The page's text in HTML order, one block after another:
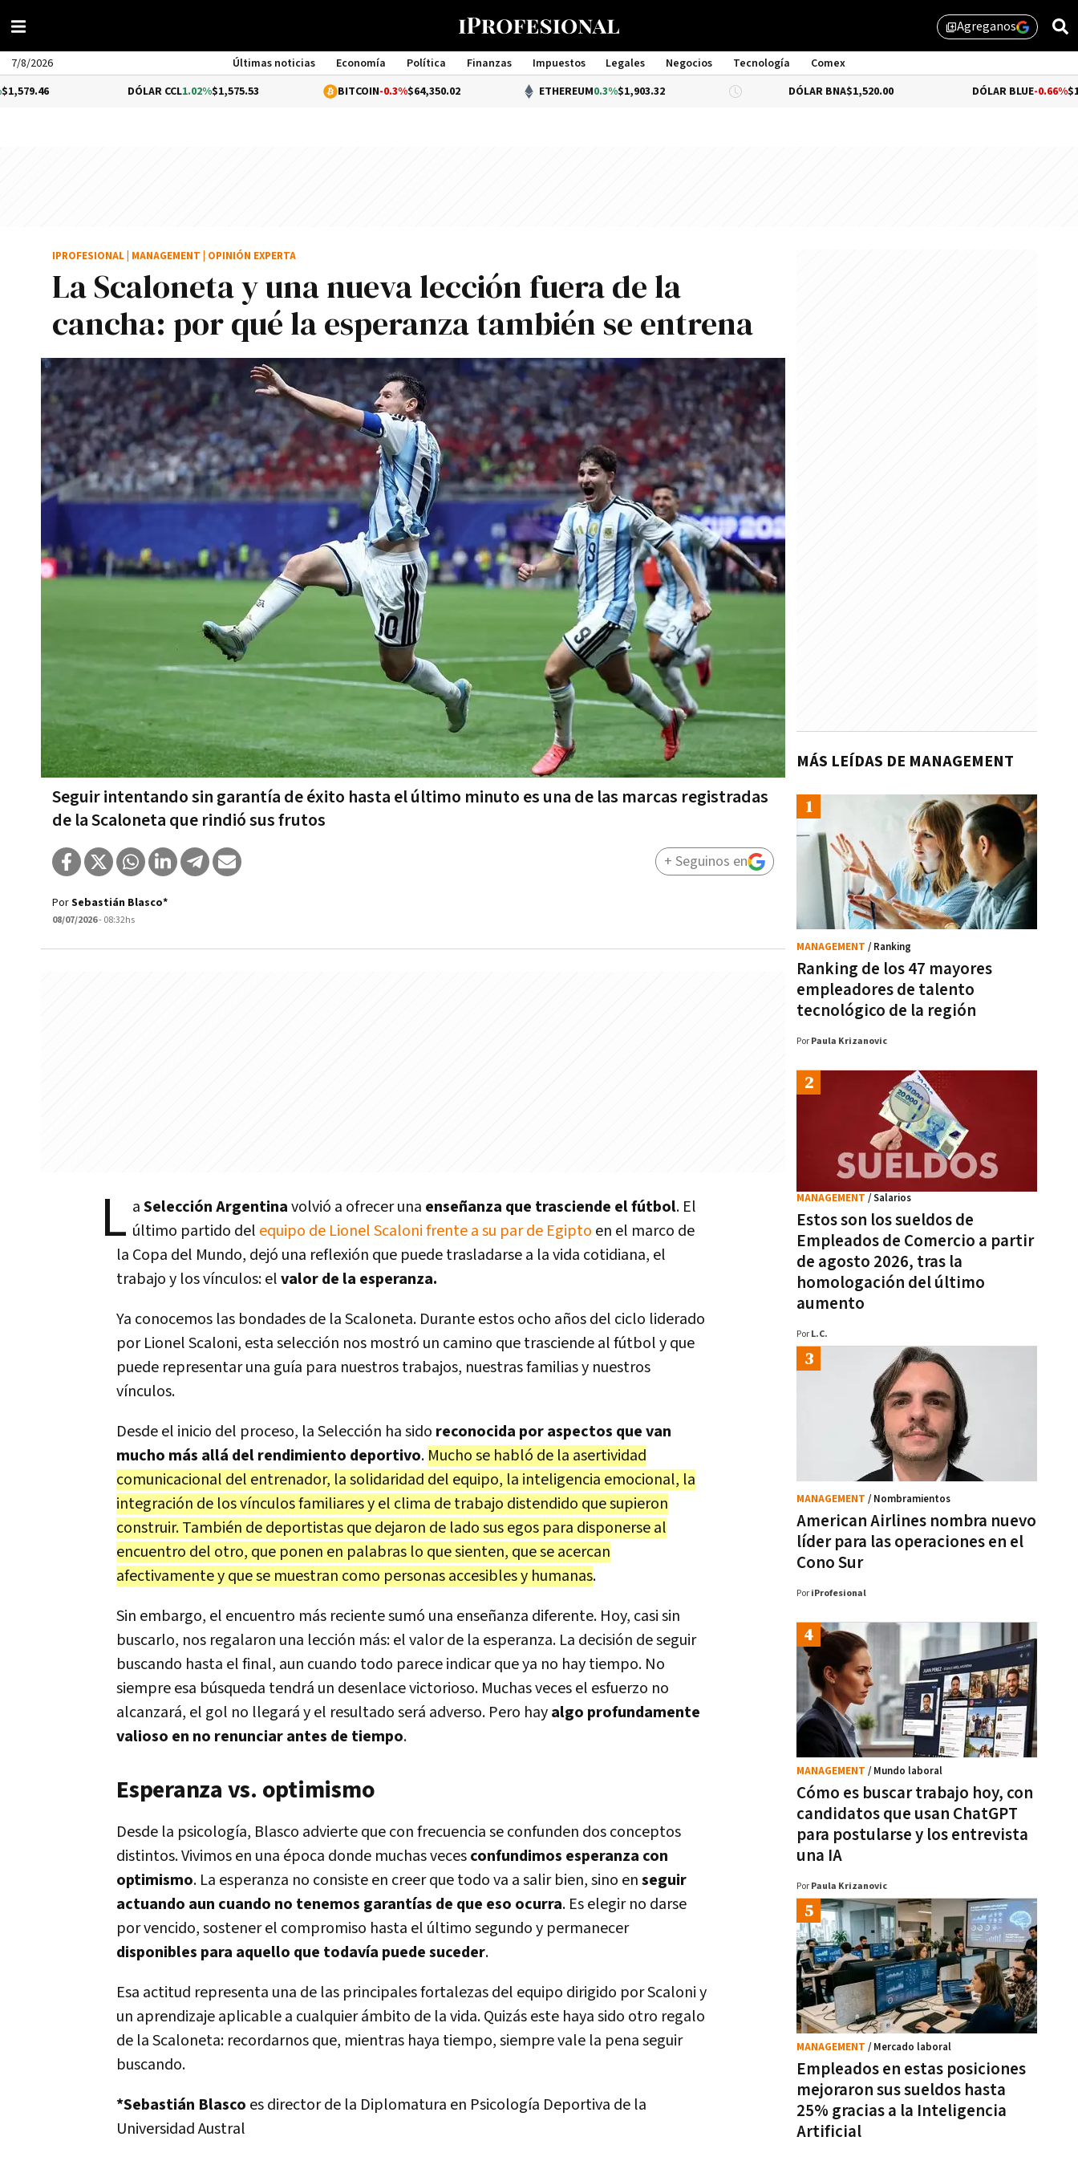
library_addAgreganos
7/8/2026 Últimas noticias Economía Política Finanzas Impuestos Legales Negocios Tecnología
Comex
Management
1.02%$1,575.53 -0.3%$64,350.02 ETHEREUM 0.3%$1,903.32 DÓLAR BNA $1,520.00 DÓLAR BLUE-0.66% $1,530.00
La Scaloneta y una nueva lección fuera de la
cancha: por qué la esperanza también se entrena
Seguir intentando sin garantía de éxito hasta el último minuto es una de las marcas registradas
de la Scaloneta que rindió sus frutos
IPROFESIONAL MANAGEMENT OPINIÓN EXPERTA
PorSebastián Blasco*
08/07/2026- 08:32hs
+ Seguinos en
L aSelección Argentinavolvió a ofrecer una enseñanza que trasciende el fútbol. El
último partido del equipo de Lionel Scaloni frente a su par de Egipto en el marco de
la Copa del Mundo, dejó una reflexión que puede trasladarse a la vida cotidiana, el
trabajo y los vínculos: elvalor de la esperanza.
Ya conocemos las bondades de la Scaloneta. Durante estos ocho años del ciclo liderado
por Lionel Scaloni, esta selección nos mostró un camino que trasciende al fútbol y que
puede representar una guía para nuestros trabajos, nuestras familias y nuestros
vínculos.
Desde el inicio del proceso, la Selección ha sido reconocida por aspectos que van
mucho más allá del rendimiento deportivo. Mucho se habló de la asertividad
comunicacional del entrenador, la solidaridad del equipo, la inteligencia emocional, la
integración de los vínculos familiares y el clima de trabajo distendido que supieron
construir. También de deportistas que dejaron de lado sus egos para disponerse al
encuentro del otro, que ponen en palabras lo que sienten, que se acercan
afectivamente y que se muestran como personas accesibles y humanas.
Sin embargo, el encuentro más reciente sumó una enseñanza diferente. Hoy, casi sin
buscarlo, nos regalaron una lección más: el valor de la esperanza. La decisión de seguir
buscando hasta el final, aun cuando todo parece indicar que ya no hay tiempo. No
siempre esa búsqueda tendrá un desenlace victorioso. Muchas veces el esfuerzo no
alcanzará, el gol no llegará y el resultado será adverso. Pero hayalgo profundamente
valioso en no renunciar antes de tiempo.
Esperanza vs. optimismo
Desde la psicología, Blasco advierte que con frecuencia se confunden dos conceptos
distintos. Vivimos en una época donde muchas vecesconfundimos esperanza con
optimismo. La esperanza no consiste en creer que todo va a salir bien, sino enseguir
actuando aun cuando no tenemos garantías de que eso ocurra. Es elegir no darse
por vencido, sostener el compromiso hasta el último segundo y permanecer
disponibles para aquello que todavía puede suceder.
Esa actitud representa una de las principales fortalezas del equipo dirigido por Scaloni y
un aprendizaje aplicable a cualquier ámbito de la vida. Quizás este haya sido otro regalo
de la Scaloneta: recordarnos que, mientras haya tiempo, siempre vale la pena seguir
buscando.
*Sebastián Blasco es director de la Diplomatura en Psicología Deportiva de la
Universidad Austral
MÁS LEÍDAS DE MANAGEMENT
Ranking de los 47 mayores
empleadores de talento
tecnológico de la región
MANAGEMENT / Ranking
Por Paula Krizanovic
Estos son los sueldos de
Empleados de Comercio a partir
de agosto 2026, tras la
homologación del último
aumento
MANAGEMENT / Salarios
Por L.C.
American Airlines nombra nuevo
líder para las operaciones en el
Cono Sur
MANAGEMENT / Nombramientos
Por iProfesional
Cómo es buscar trabajo hoy, con
candidatos que usan ChatGPT
para postularse y los entrevista
una IA
MANAGEMENT / Mundo laboral
Por Paula Krizanovic
Empleados en estas posiciones
mejoraron sus sueldos hasta
25% gracias a la Inteligencia
Artificial
MANAGEMENT / Mercado laboral